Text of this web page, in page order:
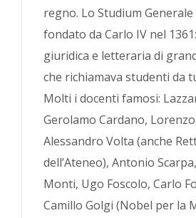
regno. Lo Studium
fondato da Carlo IV nel
giuridica e letteraria di
che richiamava studenti da
Molti i docenti famosi:
Gerolamo Cardano,
Alessandro Volta (anche
dell’Ateneo), Antonio
Monti, Ugo Foscolo, Carlo
Camillo Golgi (Nobel per la